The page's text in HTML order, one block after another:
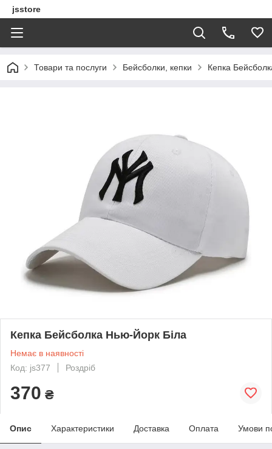
jsstore
Товари та послуги Бейсболки, кепки Кепка
Кепка Бейсболка Нью-Йорк Біла
Немає в наявності
Код: js377
Роздріб
370 ₴
Опис Характеристики Доставка Оплата Умови